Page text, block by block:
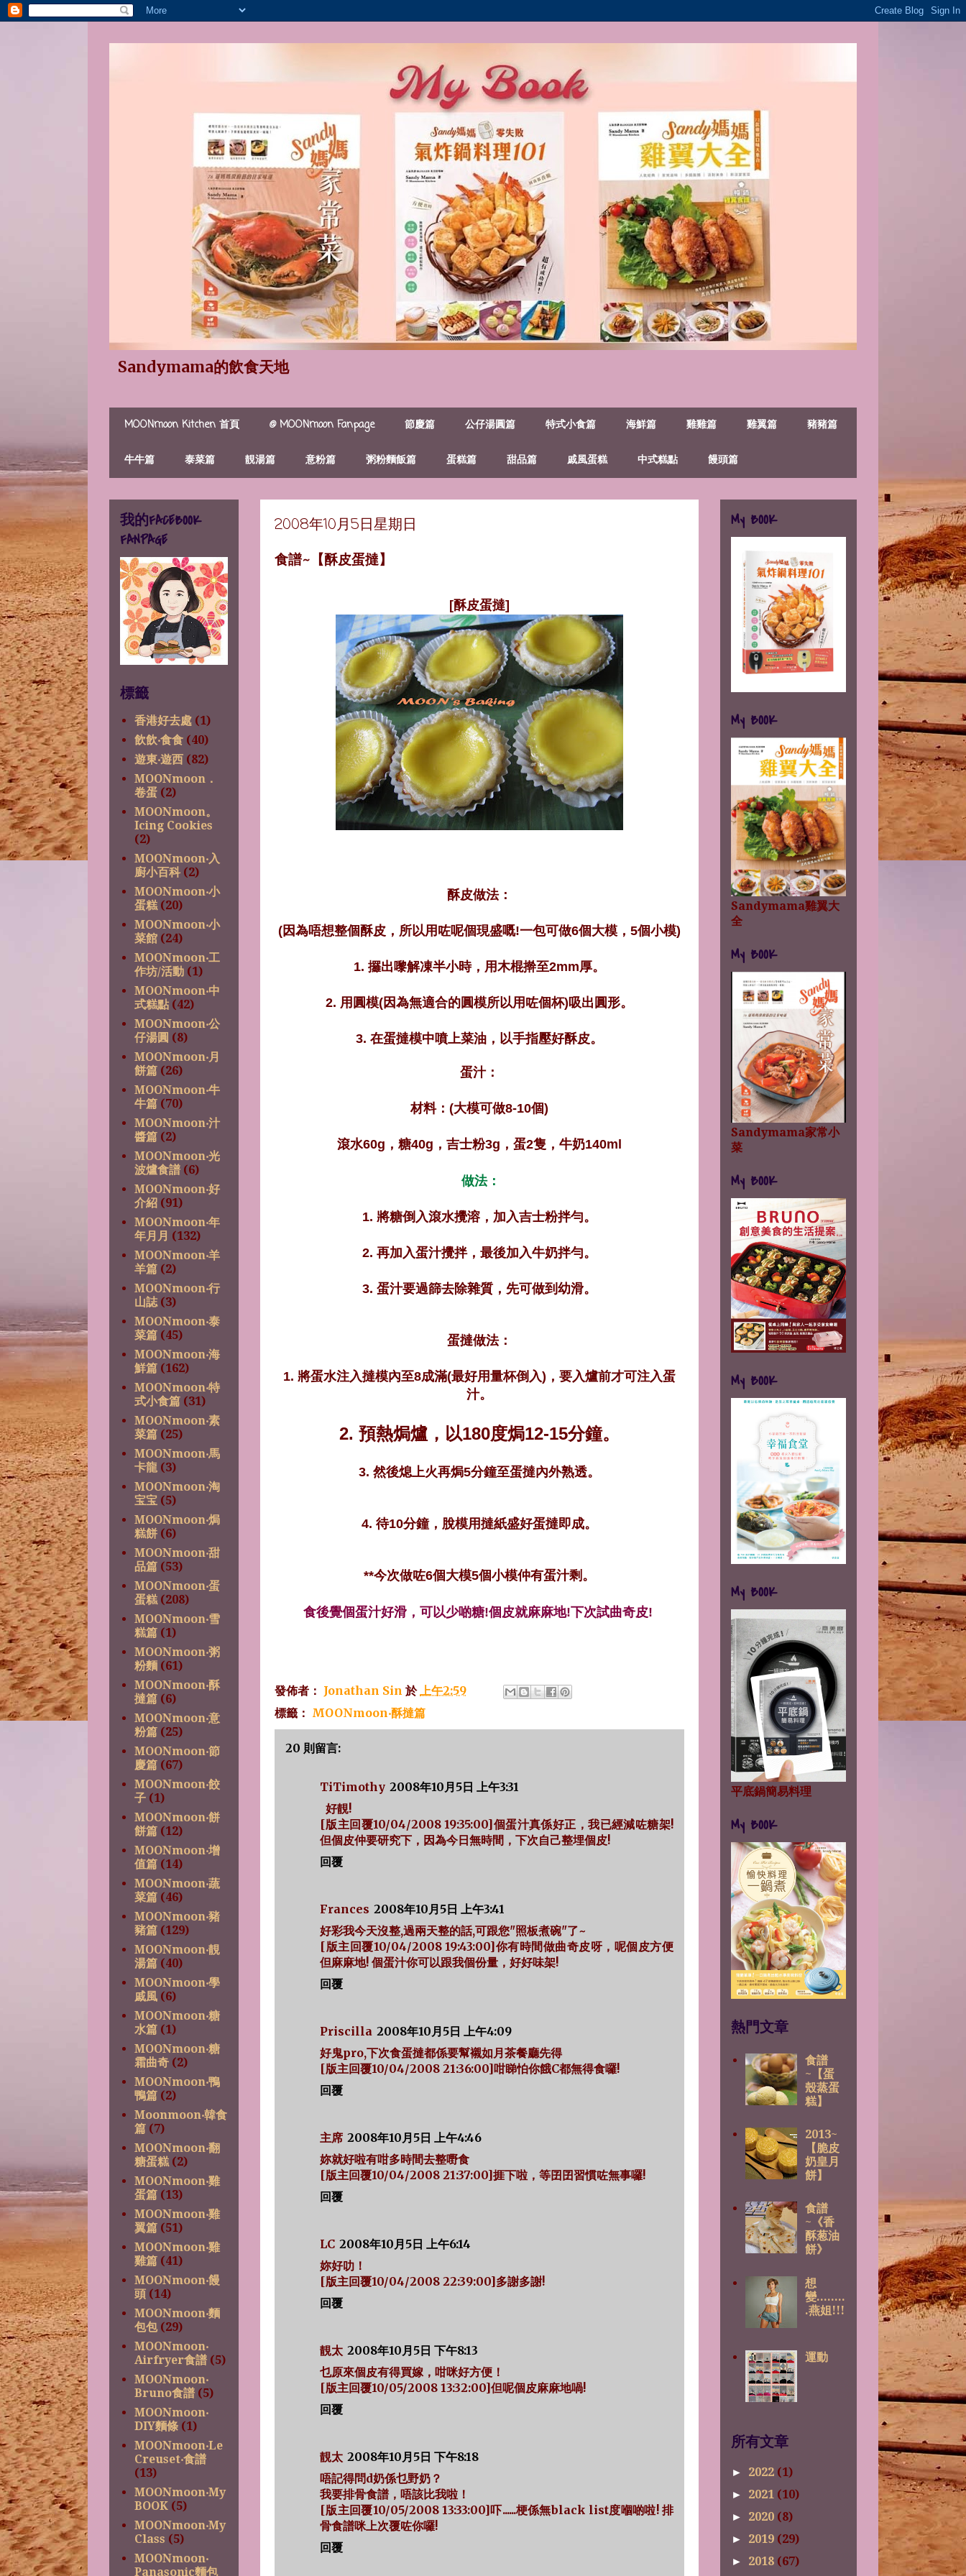
Sandymama的飲食天地
MOONmoon Kitchen 首頁 @ MOONmoon Fanpage 節慶篇 公仔湯圓篇 特式小食篇 海鮮篇 雞雞篇 雞翼篇 豬豬篇
牛牛篇 泰菜篇 靚湯篇 意粉篇 粥粉麵飯篇 蛋糕篇 甜品篇 戚風蛋糕 中式糕點 饅頭篇
2008年10月5日星期日
食譜~【酥皮蛋撻】
[酥皮蛋撻]
酥皮做法：
(因為唔想整個酥皮，所以用咗呢個現盛嘅!一包可做6個大模，5個小模)
1. 攞出嚟解凍半小時，用木棍擀至2mm厚。
2. 用圓模(因為無適合的圓模所以用咗個杯)吸出圓形。
3. 在蛋撻模中噴上菜油，以手指壓好酥皮。
蛋汁：
材料：(大模可做8-10個)
滾水60g，糖40g，吉士粉3g，蛋2隻，牛奶140ml
做法：
1. 將糖倒入滾水攪溶，加入吉士粉拌勻。
2. 再加入蛋汁攪拌，最後加入牛奶拌勻。
3. 蛋汁要過篩去除雜質，先可做到幼滑。
蛋撻做法：
1. 將蛋水注入撻模內至8成滿(最好用量杯倒入)，要入爐前才可注入蛋
汁。
2. 預熱焗爐，以180度焗12-15分鐘。
3. 然後熄上火再焗5分鐘至蛋撻內外熟透。
4. 待10分鐘，脫模用撻紙盛好蛋撻即成。
**今次做咗6個大模5個小模仲有蛋汁剩。
食後覺個蛋汁好滑，可以少啲糖!個皮就麻麻地!下次試曲奇皮!
發佈者： Jonathan Sin 於上午2:59
標籤： MOONmoon‧酥撻篇
20 則留言:
TiTimothy 2008年10月5日 上午3:31
好靚!
[版主回覆10/04/2008 19:35:00]個蛋汁真係好正，我已經減咗糖架!
但個皮仲要研究下，因為今日無時間，下次自己整埋個皮!
回覆
Frances 2008年10月5日 上午3:41
好彩我今天沒整,過兩天整的話,可跟您"照板煮碗"了~
[版主回覆10/04/2008 19:43:00]你有時間做曲奇皮呀，呢個皮方便
但麻麻地! 個蛋汁你可以跟我個份量，好好味架!
回覆
Priscilla 2008年10月5日 上午4:09
好鬼pro,下次食蛋撻都係要幫襯如月茶餐廳先得
[版主回覆10/04/2008 21:36:00]咁睇怕你餓C都無得食囉!
回覆
主席 2008年10月5日 上午4:46
妳就好啦有咁多時間去整嘢食
[版主回覆10/04/2008 21:37:00]捱下啦，等囝囝習慣咗無事囉!
回覆
LC 2008年10月5日 上午6:14
妳好叻！
[版主回覆10/04/2008 22:39:00]多謝多謝!
回覆
靚太 2008年10月5日 下午8:13
乜原來個皮有得買嫁，咁咪好方便！
[版主回覆10/05/2008 13:32:00]但呢個皮麻麻地喎!
回覆
靚太 2008年10月5日 下午8:18
唔記得問d奶係乜野奶？
我要排骨食譜，唔該比我啦！
[版主回覆10/05/2008 13:33:00]吓......梗係無black list度嗰啲啦! 排
骨食譜咪上次覆咗你囉!
回覆
我的FACEBOOK
FANPAGE
標籤
香港好去處 (1)
飲飲‧食食 (40)
遊東‧遊西 (82)
MOONmoon．
卷蛋 (2)
MOONmoon。
Icing Cookies
(2)
MOONmoon‧入
廚小百科 (2)
MOONmoon‧小
蛋糕 (20)
MOONmoon‧小
菜館 (24)
MOONmoon‧工
作坊/活動 (1)
MOONmoon‧中
式糕點 (42)
MOONmoon‧公
仔湯圓 (8)
MOONmoon‧月
餅篇 (26)
MOONmoon‧牛
牛篇 (70)
MOONmoon‧汁
醬篇 (2)
MOONmoon‧光
波爐食譜 (6)
MOONmoon‧好
介紹 (91)
MOONmoon‧年
年月月 (132)
MOONmoon‧羊
羊篇 (2)
MOONmoon‧行
山誌 (3)
MOONmoon‧泰
菜篇 (45)
MOONmoon‧海
鮮篇 (162)
MOONmoon‧特
式小食篇 (31)
MOONmoon‧素
菜篇 (25)
MOONmoon‧馬
卡龍 (3)
MOONmoon‧淘
宝宝 (5)
MOONmoon‧焗
糕餅 (6)
MOONmoon‧甜
品篇 (53)
MOONmoon‧蛋
蛋糕 (208)
MOONmoon‧雪
糕篇 (1)
MOONmoon‧粥
粉麵 (61)
MOONmoon‧酥
撻篇 (6)
MOONmoon‧意
粉篇 (25)
MOONmoon‧節
慶篇 (67)
MOONmoon‧餃
子 (1)
MOONmoon‧餅
餅篇 (12)
MOONmoon‧增
值篇 (14)
MOONmoon‧蔬
菜篇 (46)
MOONmoon‧豬
豬篇 (129)
MOONmoon‧靚
湯篇 (40)
MOONmoon‧學
戚風 (6)
MOONmoon‧糖
水篇 (1)
MOONmoon‧糖
霜曲奇 (2)
MOONmoon‧鴨
鴨篇 (2)
Moonmoon‧韓食
篇 (7)
MOONmoon‧翻
糖蛋糕 (2)
MOONmoon‧雞
蛋篇 (13)
MOONmoon‧雞
翼篇 (51)
MOONmoon‧雞
雞篇 (41)
MOONmoon‧饅
頭 (14)
MOONmoon‧麵
包包 (29)
MOONmoon‧
Airfryer食譜 (5)
MOONmoon‧
Bruno食譜 (5)
MOONmoon‧
DIY麵條 (1)
MOONmoon‧Le
Creuset‧食譜
(13)
MOONmoon‧My
BOOK (5)
MOONmoon‧My
Class (5)
MOONmoon‧
Panasonic麵包
My BOOK
My BOOK
Sandymama雞翼大
全
My BOOK
Sandymama家常小
菜
My BOOK
My BOOK
My BOOK
平底鍋簡易料理
My BOOK
熱門文章
食譜
~【蛋
殼蒸蛋
糕】
2013~
【脆皮
奶皇月
餅】
食譜
~《香
酥葱油
餅》
想
變........
.燕姐!!!
運動
所有文章
► 2022 (1)
► 2021 (10)
► 2020 (8)
► 2019 (29)
► 2018 (67)